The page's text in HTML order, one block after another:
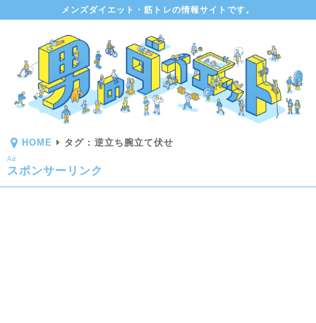
メンズダイエット・筋トレの情報サイトです。
HOME タグ : 逆立ち腕立て伏せ
Ad
スポンサーリンク